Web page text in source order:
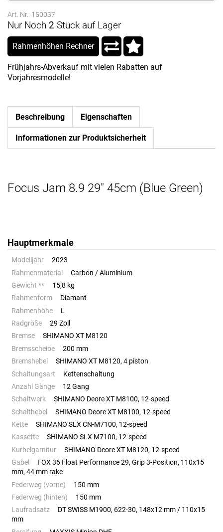
Art. Nr.: 150037
Nur Noch 2 Stück auf Lager
Rahmenhöhen Rechner
Frühjahrs-Abverkauf mit vielen Rabatten auf
Vorjahresmodelle!
Beschreibung Eigenschaften
Informationen zur Produktsicherheit
Focus Jam 8.9 29" 45cm (Blue Green)
Hauptmerkmale
Modelljahr
2023
Rahmenmaterial
Carbon / Aluminium
Gewicht **
15,8 kg
Rahmenform
Diamant
Rahmenhöhe
L
Radgröße
29 Zoll
Bremse
SHIMANO XT M8120
Bremsscheibe
200 mm
Bremshebel
SHIMANO XT M8120, 4 piston
Schaltungsart
Kettenschaltung
Anzahl Gänge
12 Gang
Schaltwerk
SHIMANO Deore XT M8100, 12-speed
Schalthebel
SHIMANO Deore XT M8100, 12-speed
Kette
SHIMANO SLX CN-M7100, 12-speed
Kassette
SHIMANO SLX M7100, 12-speed
Kurbelgarnitur
SHIMANO Deore XT M8120, 12-speed
Gabel
FOX 36 Float Performance 29, Grip 3-Position, 110x15
mm, 44 mm rake
Federweg (vorne)
150 mm
Federweg (hinten)
150 mm
Laufradsatz
DT SWISS M1900, 622-30, 148x12 mm / 110x15
mm